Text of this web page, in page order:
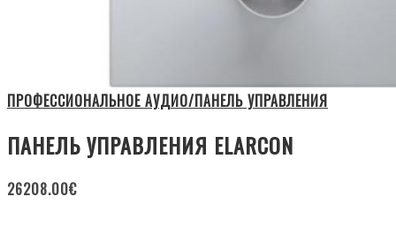
ПРОФЕССИОНАЛЬНОЕ АУДИО/ПАНЕЛЬ УПРАВЛЕНИЯ
ПАНЕЛЬ УПРАВЛЕНИЯ ELARCON
26208.00€